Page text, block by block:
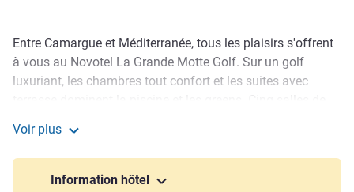
Description
Entre Camargue et Méditerranée, tous les plaisirs s'offrent
à vous au Novotel La Grande Motte Golf. Sur un golf
luxuriant, les chambres tout confort et les suites avec
activités ludiques. En famille ou entre amis, profitez des
plages et de l'architecture unique de la ville-jardin. Entre
stage de golf, activités nautiques et nature sauvage, offrez-
Voir plus
Information hôtel